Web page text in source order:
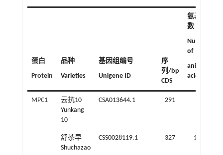
蛋白
Protein
品种
Varieties
基因组编号
Unigene ID
序
列/bp
CDS
氨基酸
数
Number
of
animo
acids
MPC1
云抗10
Yunkang
10
CSA013644.1 291
舒茶早
Shuchazao
CSS0028119.1 327 108